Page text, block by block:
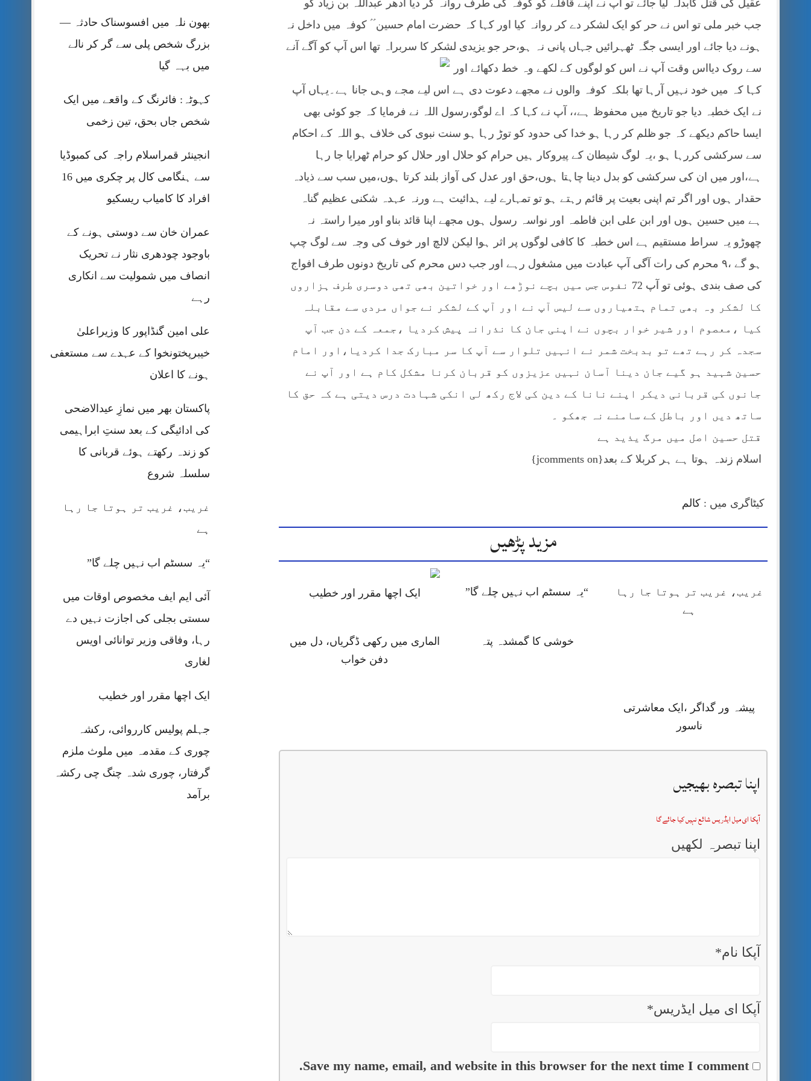
بھون نلہ میں افسوسناک حادثہ —
بزرگ شخص پلی سے گر کر نالے
میں بہہ گیا
کہوٹہ: فائرنگ کے واقعے میں ایک
شخص جاں بحق، تین زخمی
انجینئر قمراسلام راجہ کی کمبوڈیا
سے ہنگامی کال پر چکری میں 16
افراد کا کامیاب ریسکیو
عمران خان سے دوستی ہونے کے
باوجود چودھری نثار نے تحریک
انصاف میں شمولیت سے انکاری
رہے
علی امین گنڈاپور کا وزیراعلیٰ
خیبرپختونخوا کے عہدے سے مستعفی
ہونے کا اعلان
پاکستان بھر میں نمازِ عیدالاضحی
کی ادائیگی کے بعد سنتِ ابراہیمی
کو زندہ رکھتے ہوئے قربانی کا
سلسلہ شروع
غریب، غریب تر ہوتا جا رہا
ہے
“یہ سسٹم اب نہیں چلے گا”
آئی ایم ایف مخصوص اوقات میں
سستی بجلی کی اجازت نہیں دے
رہا، وفاقی وزیر توانائی اویس
لغاری
ایک اچھا مقرر اور خطیب
جہلم پولیس کارروائی، رکشہ
چوری کے مقدمہ میں ملوث ملزم
گرفتار، چوری شدہ چنگ چی رکشہ
برآمد
عقیل کی قتل کابدلہ لیا جائے تو آپ نے اپنے قافلے کو کوفہ کی طرف روانہ کر دیا ادھر عبداللہ بن زیاد کو
جب خبر ملی تو اس نے حر کو ایک لشکر دے کر روانہ کیا اور کہا کہ حضرت امام حسین ؑ ؑ کوفہ میں داخل نہ
ہونے دیا جائے اور ایسی جگہ ٹھہرائیں جہاں پانی نہ ہو،حر جو یزیدی لشکر کا سربراہ تھا اس آپ کو آگے آنے
سے روک دیااس وقت آپ نے اس کو لوگوں کے لکھے وہ خط دکھائے اور
کہا کہ میں خود نہیں آرہا تھا بلکہ کوفہ والوں نے مجھے دعوت دی ہے اس لیے مجے وہی جانا ہے۔یہاں آپ
نے ایک خطبہ دیا جو تاریخ میں محفوظ ہے،، آپ نے کہا کہ اے لوگو،رسول اللہ نے فرمایا کہ جو کوئی بھی
ایسا حاکم دیکھے کہ جو ظلم کر رہا ہو خدا کی حدود کو توڑ رہا ہو سنت نبوی کی خلاف ہو اللہ کے احکام
سے سرکشی کررہا ہو ،یہ لوگ شیطان کے پیروکار ہیں حرام کو حلال اور حلال کو حرام ٹھرایا جا رہا
ہے،اور میں ان کی سرکشی کو بدل دینا چاہتا ہوں،حق اور عدل کی آواز بلند کرتا ہوں،میں سب سے ذیادہ
حقدار ہوں اور اگر تم اپنی بعیت پر قائم رہتے ہو تو تمہارے لیے ہدائیت ہے ورنہ عہدہ شکنی عظیم گناہ
ہے میں حسین ہوں اور ابن علی ابن فاطمہ اور نواسہ رسول ہوں مجھے اپنا قائد بناو اور میرا راستہ نہ
چھوڑو یہ سراط مستقیم ہے اس خطبہ کا کافی لوگوں پر اثر ہوا لیکن لالچ اور خوف کی وجہ سے لوگ چپ
ہو گے ،۹ محرم کی رات آگی آپ عبادت میں مشغول رہے اور جب دس محرم کی تاریخ دونوں طرف افواج
کی صف بندی ہوئی تو آپ 72 نفوس جس میں بچے نوڑھے اور خواتین بھی تھی دوسری طرف ہزاروں
کا لشکر وہ بھی تمام ہتھیاروں سے لیس آپ نے اور آپ کے لشکر نے جواں مردی سے مقابلہ
کیا ،معصوم اور شیر خوار بچوں نے اپنی جان کا نذرانہ پیش کردیا ،جمعہ کے دن جب آپ
سجدہ کر رہے تھے تو بدبخت شمر نے انہیں تلوار سے آپ کا سر مبارک جدا کردیا،اور امام
حسین شہید ہو گیے جان دینا آسان نہیں عزیزوں کو قربان کرنا مشکل کام ہے اور آپ نے
جانوں کی قربانی دیکر اپنے نانا کے دین کی لاج رکھ لی انکی شہادت درس دیتی ہے کہ حق کا
ساتھ دیں اور باطل کے سامنے نہ جھکو ۔
قتل حسین اصل میں مرگ یذید ہے
اسلام زندہ ہوتا ہے ہر کربلا کے بعد{jcomments on}
کیٹاگری میں : کالم
مزید پڑھیں
غریب، غریب تر ہوتا جا رہا
ہے
“یہ سسٹم اب نہیں چلے گا” ایک اچھا مقرر اور خطیب
خوشی کا گمشدہ پتہ
الماری میں رکھی ڈگریاں، دل میں
دفن خواب
پیشہ ور گداگر ،ایک معاشرتی
ناسور
اپنا تبصرہ بھیجیں
آپکا ای میل ایڈریس شائع نہیں کیا جائے گا
اپنا تبصرہ لکھیں
آپکا نام*
آپکا ای میل ایڈریس*
Save my name, email, and website in this browser for the next time I comment.